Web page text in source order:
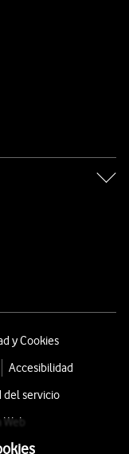
y Cookies
Accesibilidad
del servicio